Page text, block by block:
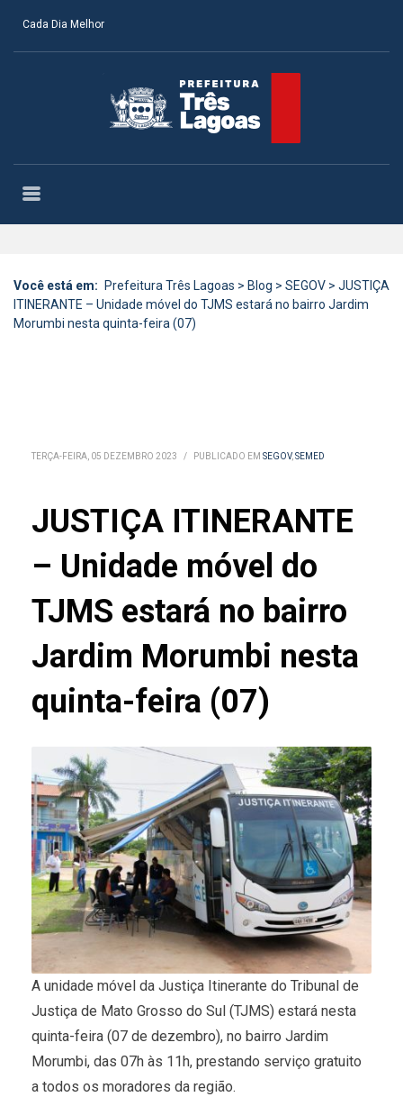
Cada Dia Melhor
Você está em: Prefeitura Três Lagoas > Blog > SEGOV > JUSTIÇA
ITINERANTE – Unidade móvel do TJMS estará no bairro Jardim
Morumbi nesta quinta-feira (07)
TERÇA-FEIRA, 05 DEZEMBRO 2023 / PUBLICADO EM SEGOV,SEMED
JUSTIÇA ITINERANTE
– Unidade móvel do
TJMS estará no bairro
Jardim Morumbi nesta
quinta-feira (07)
A unidade móvel da Justiça Itinerante do Tribunal de
Justiça de Mato Grosso do Sul (TJMS) estará nesta
quinta-feira (07 de dezembro), no bairro Jardim
Morumbi, das 07h às 11h, prestando serviço gratuito
a todos os moradores da região.